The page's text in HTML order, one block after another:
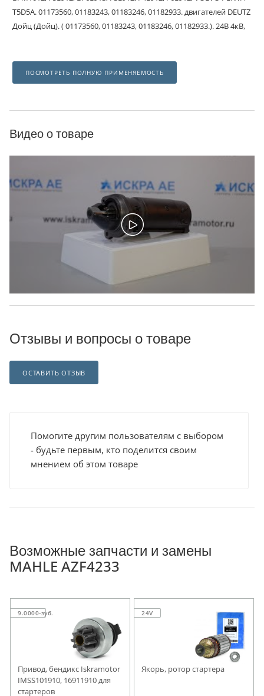
T5D5A. 01173560, 01183243, 01183246, 01182933. двигателей DEUTZ
Дойц (Дойц). ( 01173560, 01183243, 01183246, 01182933.). 24В 4кВ,
ПОСМОТРЕТЬ ПОЛНУЮ ПРИМЕНЯЕМОСТЬ
Видео о товаре
Отзывы и вопросы о товаре
ОСТАВИТЬ ОТЗЫВ
Помогите другим пользователям с выбором
- будьте первым, кто поделится своим
мнением об этом товаре
Возможные запчасти и замены
MAHLE AZF4233
9.0000-зуб.
Привод, бендикс Iskramotor
IMSS101910, 16911910 для
стартеров
24V
Якорь, ротор стартера